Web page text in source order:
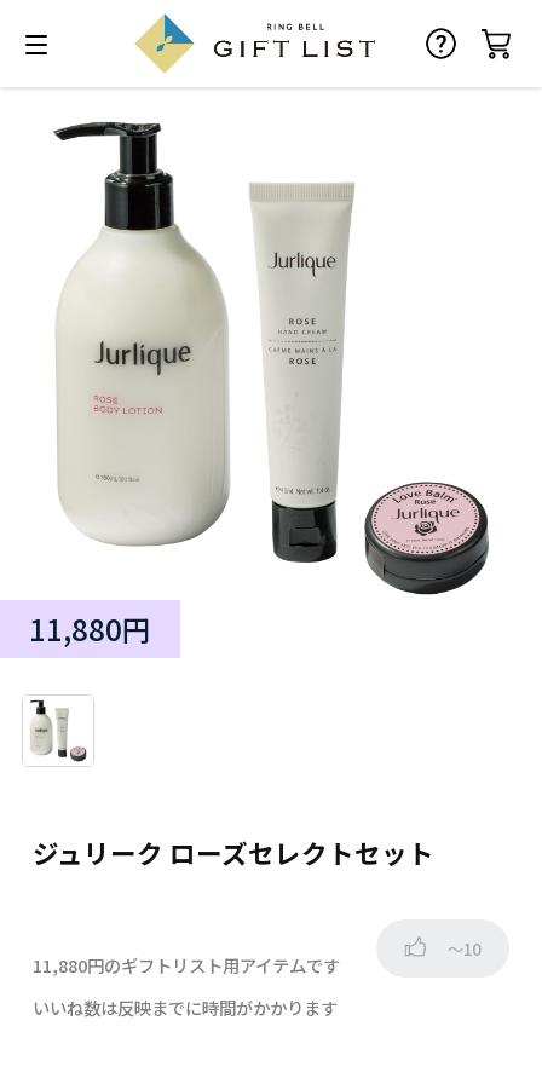
ジュリーク ローズセレクトセット
11,880円
11,880円のギフトリスト用アイテムです
～10
いいね数は反映までに時間がかかります